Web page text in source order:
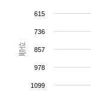
順位
615
736
857
978
1099